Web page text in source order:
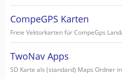
CompeGPS Karten
Freie Vektorkarten für CompeGps
TwoNav Apps